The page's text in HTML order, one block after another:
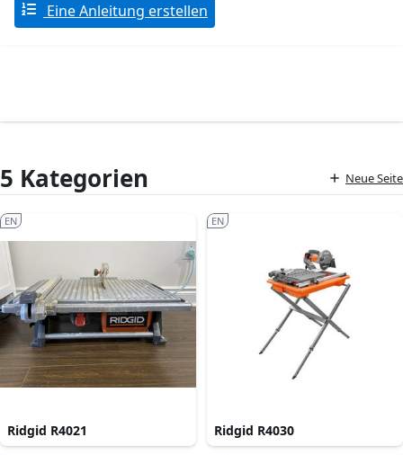
Eine Anleitung erstellen
5 Kategorien Neue Seite
Ridgid R4021
EN
Ridgid R4030
EN